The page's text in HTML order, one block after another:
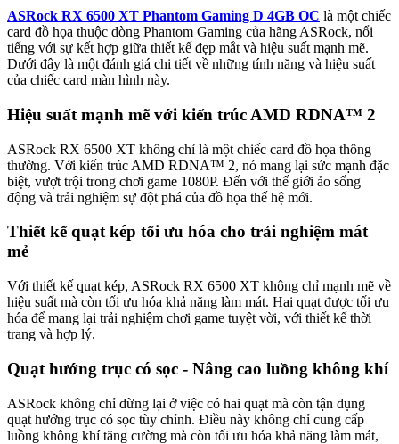
ASRock RX 6500 XT Phantom Gaming D 4GB OC là một chiếc
card đồ họa thuộc dòng Phantom Gaming của hãng ASRock, nổi
tiếng với sự kết hợp giữa thiết kế đẹp mắt và hiệu suất mạnh mẽ.
Dưới đây là một đánh giá chi tiết về những tính năng và hiệu suất
của chiếc card màn hình này.
Hiệu suất mạnh mẽ với kiến trúc AMD RDNA™ 2
ASRock RX 6500 XT không chỉ là một chiếc card đồ họa thông
thường. Với kiến trúc AMD RDNA™ 2, nó mang lại sức mạnh đặc
biệt, vượt trội trong chơi game 1080P. Đến với thế giới ảo sống
động và trải nghiệm sự đột phá của đồ họa thế hệ mới.
Thiết kế quạt kép tối ưu hóa cho trải nghiệm mát
mẻ
Với thiết kế quạt kép, ASRock RX 6500 XT không chỉ mạnh mẽ về
hiệu suất mà còn tối ưu hóa khả năng làm mát. Hai quạt được tối ưu
hóa để mang lại trải nghiệm chơi game tuyệt vời, với thiết kế thời
trang và hợp lý.
Quạt hướng trục có sọc - Nâng cao luồng không khí
ASRock không chỉ dừng lại ở việc có hai quạt mà còn tận dụng
quạt hướng trục có sọc tùy chỉnh. Điều này không chỉ cung cấp
luồng không khí tăng cường mà còn tối ưu hóa khả năng làm mát,